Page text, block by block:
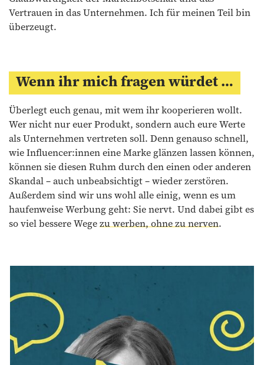
Vertrauen in das Unternehmen. Ich für meinen Teil bin
überzeugt.
Wenn ihr mich fragen würdet …
Überlegt euch genau, mit wem ihr kooperieren wollt.
Wer nicht nur euer Produkt, sondern auch eure Werte
als Unternehmen vertreten soll. Denn genauso schnell,
wie Influencer:innen eine Marke glänzen lassen können,
können sie diesen Ruhm durch den einen oder anderen
Skandal – auch unbeabsichtigt – wieder zerstören.
Außerdem sind wir uns wohl alle einig, wenn es um
haufenweise Werbung geht: Sie nervt. Und dabei gibt es
so viel bessere Wegezu werben, ohne zu nerven.